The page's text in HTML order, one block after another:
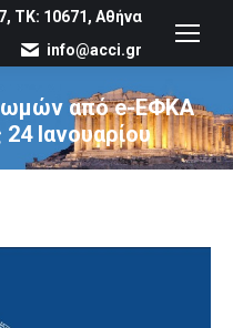
ΤΚ: 10671, Αθήνα
info@acci.gr
από e-ΕΦΚΑ
Ιανουαρίου
are here: